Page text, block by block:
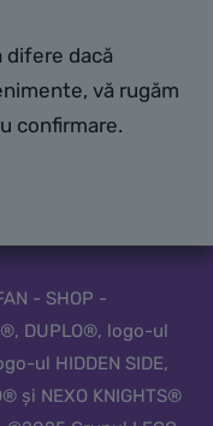
difere dacă
vă rugăm
confirmare.
- SHOP -
DUPLO®, logo-ul
ul HIDDEN SIDE,
și NEXO KNIGHTS®